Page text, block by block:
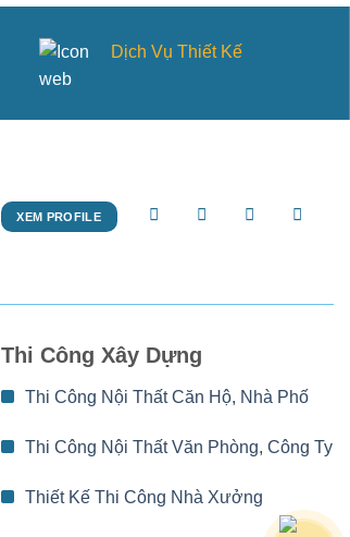
Dịch Vụ Thiết Kế
XEM PROFILE
Thi Công Xây Dựng
Thi Công Nội Thất Căn Hộ, Nhà Phố
Thi Công Nội Thất Văn Phòng, Công Ty
Thiết Kế Thi Công Nhà Xưởng